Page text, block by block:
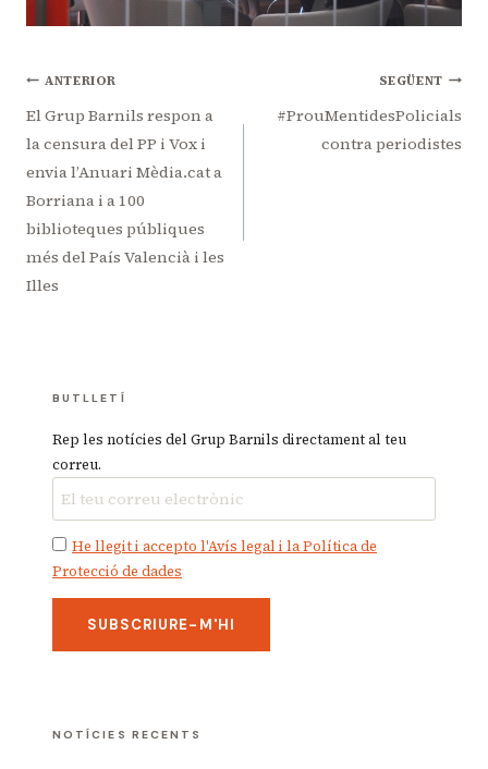
Navegació
d'entrades
ANTERIOR
El Grup Barnils respon a
la censura del PP i Vox i
envia l’Anuari Mèdia.cat a
Borriana i a 100
biblioteques públiques
més del País Valencià i les
Illes
SEGÜENT
#ProuMentidesPolicials
contra periodistes
BUTLLETÍ
Rep les notícies del Grup Barnils directament al teu
correu.
He llegit i accepto l'Avís legal i la Política de
Protecció de dades
NOTÍCIES RECENTS